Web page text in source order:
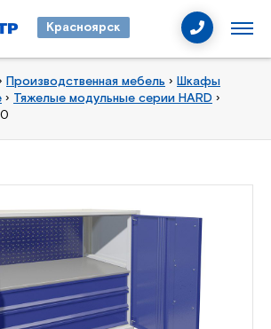
Красноярск
Производственная мебель › Шкафы
› Тяжелые модульные серии HARD ›